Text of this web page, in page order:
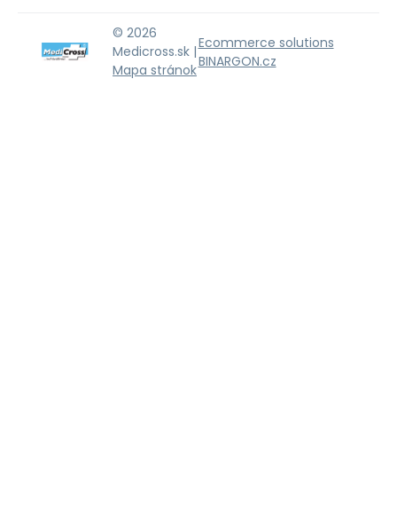
© 2026
Medicross.sk |
Mapa stránok
Ecommerce solutions
BINARGON.cz